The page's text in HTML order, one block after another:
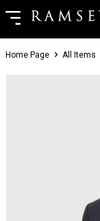
Home Page All Items